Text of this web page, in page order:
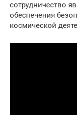
сотрудничество
обеспечения
космической